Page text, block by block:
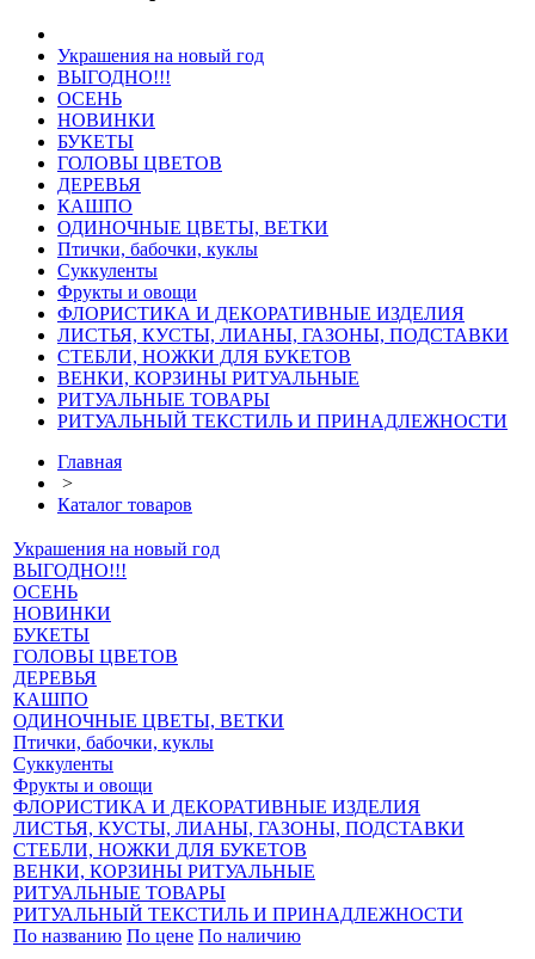
Украшения на новый год
ВЫГОДНО!!!
ОСЕНЬ
НОВИНКИ
БУКЕТЫ
ГОЛОВЫ ЦВЕТОВ
ДЕРЕВЬЯ
КАШПО
ОДИНОЧНЫЕ ЦВЕТЫ, ВЕТКИ
Птички, бабочки, куклы
Суккуленты
Фрукты и овощи
ФЛОРИСТИКА И ДЕКОРАТИВНЫЕ ИЗДЕЛИЯ
ЛИСТЬЯ, КУСТЫ, ЛИАНЫ, ГАЗОНЫ, ПОДСТАВКИ
СТЕБЛИ, НОЖКИ ДЛЯ БУКЕТОВ
ВЕНКИ, КОРЗИНЫ РИТУАЛЬНЫЕ
РИТУАЛЬНЫЕ ТОВАРЫ
РИТУАЛЬНЫЙ ТЕКСТИЛЬ И ПРИНАДЛЕЖНОСТИ
Главная
>
Каталог товаров
Украшения на новый год
ВЫГОДНО!!!
ОСЕНЬ
НОВИНКИ
БУКЕТЫ
ГОЛОВЫ ЦВЕТОВ
ДЕРЕВЬЯ
КАШПО
ОДИНОЧНЫЕ ЦВЕТЫ, ВЕТКИ
Птички, бабочки, куклы
Суккуленты
Фрукты и овощи
ФЛОРИСТИКА И ДЕКОРАТИВНЫЕ ИЗДЕЛИЯ
ЛИСТЬЯ, КУСТЫ, ЛИАНЫ, ГАЗОНЫ, ПОДСТАВКИ
СТЕБЛИ, НОЖКИ ДЛЯ БУКЕТОВ
ВЕНКИ, КОРЗИНЫ РИТУАЛЬНЫЕ
РИТУАЛЬНЫЕ ТОВАРЫ
РИТУАЛЬНЫЙ ТЕКСТИЛЬ И ПРИНАДЛЕЖНОСТИ
По названию По цене По наличию